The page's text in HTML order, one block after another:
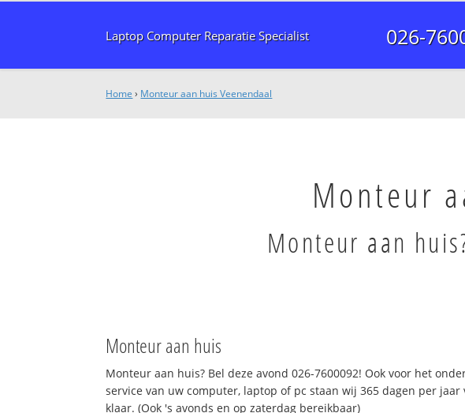
Laptop Computer Reparatie Specialist 026-
Home › Monteur aan huis Veenendaal
Monteur
Monteur aan
Monteur aan huis
Monteur aan huis? Bel deze avond 026-7600092! Ook voor het
service van uw computer, laptop of pc staan wij 365 dagen per jaar
klaar. (Ook 's avonds en op zaterdag bereikbaar)